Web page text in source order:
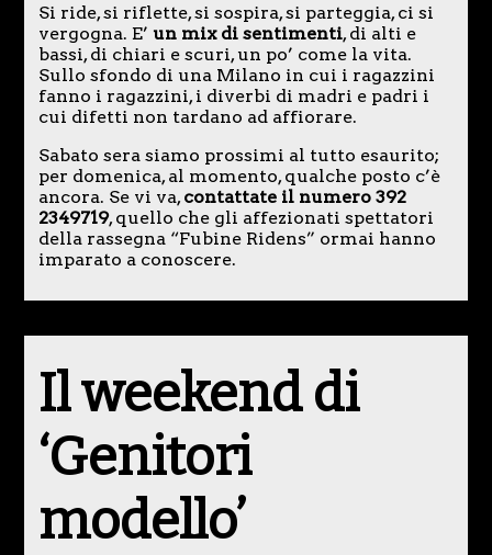
Si ride, si riflette, si sospira, si parteggia, ci si
vergogna. E’ un mix di sentimenti, di alti e
bassi, di chiari e scuri, un po’ come la vita.
Sullo sfondo di una Milano in cui i ragazzini
fanno i ragazzini, i diverbi di madri e padri i
cui difetti non tardano ad affiorare.
Sabato sera siamo prossimi al tutto esaurito;
per domenica, al momento, qualche posto c’è
ancora. Se vi va,contattate il numero 392
2349719, quello che gli affezionati spettatori
della rassegna “Fubine Ridens” ormai hanno
imparato a conoscere.
Il weekend di
‘Genitori
modello’